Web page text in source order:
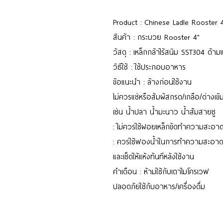
Product : Chinese Ladle Rooster
สินค้า : กระบวย Rooster 4"
วัสดุ : เหล็กกล้าไร้สนิม SST304 ด้าม
วิธีใช้ : ใช้ประกอบอาหาร
ข้อแนะนำ : ล้างก่อนใช้งาน
ไม่ควรแช่หรือสัมผัสกรด/เกลือ/ด่างเข้
เช่น น้ำปลา น้ำมะนาว น้ำส้มสายชู
: ไม่ควรใช้ฝอยเหล็กขัดทำความสะอาด
: ควรใช้ฟองน้ำในการทำความสะอาด
และเช็ดให้แห้งทันทีหลังใช้งาน
คำเตือน : ห้ามใช้กับเตาไมโครเวฟ
ปลอดภัยใช้กับอาหาร/เครื่องดื่ม